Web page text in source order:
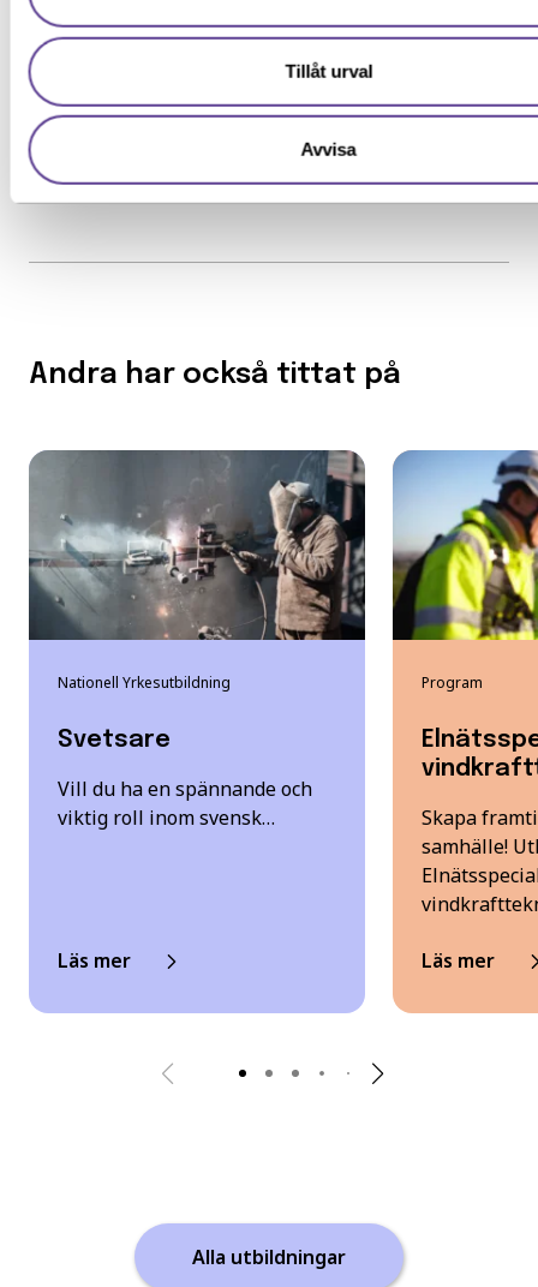
Tillåt urval
Avvisa
Se alla inlägg
Andra har också tittat på
Nationell Yrkesutbildning
Svetsare
Vill du ha en spännande och
viktig roll inom svensk…
Läs mer
Program
Skapa
samhälle!
Läs mer
Alla utbildningar
uppgifter enligtsamtyckesavtaletsom jag har läst och